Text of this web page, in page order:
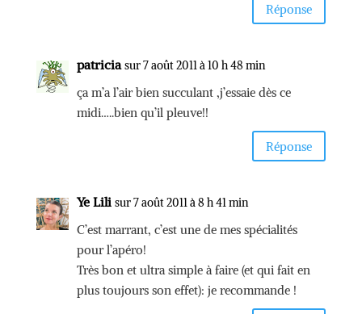
Réponse
patricia sur 7 août 2011 à 10 h 48 min
ça m’a l’air bien succulant ,j’essaie dès ce
midi…..bien qu’il pleuve!!
Réponse
Ye Lili sur 7 août 2011 à 8 h 41 min
C’est marrant, c’est une de mes spécialités
pour l’apéro!
Très bon et ultra simple à faire (et qui fait en
plus toujours son effet): je recommande !